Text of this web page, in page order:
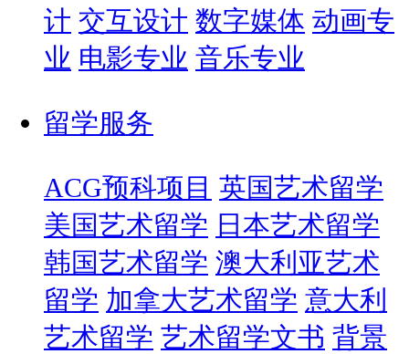
计 交互设计 数字媒体 动画专
业 电影专业 音乐专业
留学服务
ACG预科项目 英国艺术留学
美国艺术留学 日本艺术留学
韩国艺术留学 澳大利亚艺术
留学 加拿大艺术留学 意大利
艺术留学 艺术留学文书 背景